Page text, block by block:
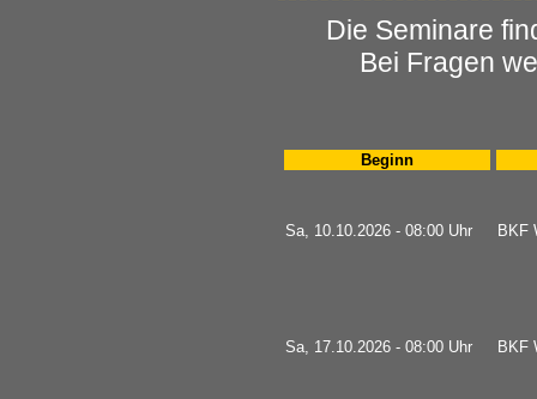
Die Seminare
Bei Fragen
Beginn
Sa, 10.10.2026 - 08:00 Uhr BKF
Sa, 17.10.2026 - 08:00 Uhr BKF